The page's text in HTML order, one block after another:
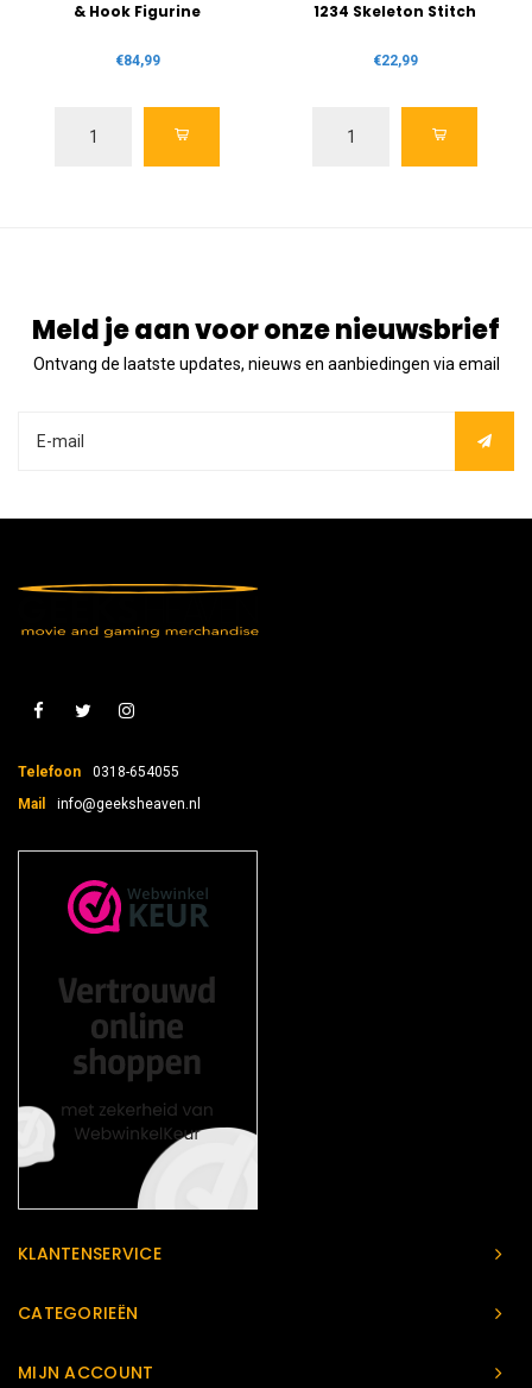
& Hook Figurine
€84,99
1234 Skeleton Stitch
€22,99
Meld je aan voor onze nieuwsbrief
Ontvang de laatste updates, nieuws en aanbiedingen via email
Telefoon
0318-654055
Mail
info@geeksheaven.nl
KLANTENSERVICE
CATEGORIEËN
MIJN ACCOUNT